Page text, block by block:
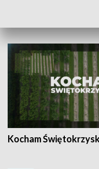
Kocham